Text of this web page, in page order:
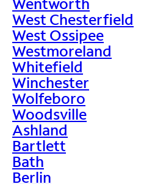
West Chesterfield
West Ossipee
Westmoreland
Whitefield
Winchester
Wolfeboro
Woodsville
Ashland
Bartlett
Bath
Berlin